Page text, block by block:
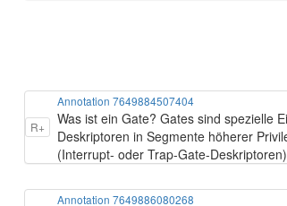
R+
Annotation 7649884507404
Was ist ein Gate? Gates sind spezielle
Deskriptoren in Segmente höherer
(Interrupt- oder Trap-Gate-Deskriptoren)
Annotation 7649886080268